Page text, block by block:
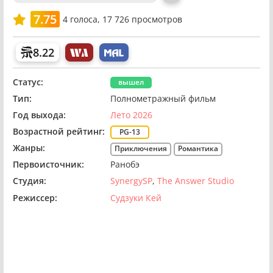
7.75 4голоса, 17 726 просмотров
8.22
Статус: вышел
Тип:
Полнометражный фильм
Год выхода:
Лето 2026
Возрастной рейтинг:
PG-13
Жанры: Приключения Романтика
Первоисточник:
Ранобэ
Студия:
SynergySP The Answer Studio
Режиссер:
Судзуки Кей